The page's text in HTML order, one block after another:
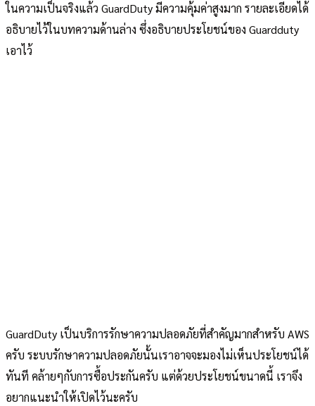
ในความเป็นจริงแล้ว GuardDuty มีความคุ้มค่าสูงมาก รายละเอียดได้
อธิบายไว้ในบทความด้านล่าง ซึ่งอธิบายประโยชน์ของ Guardduty
เอาไว้
GuardDuty เป็นบริการรักษาความปลอดภัยที่สำคัญมากสำหรับ AWS
ครับ ระบบรักษาความปลอดภัยนั้นเราอาจจะมองไม่เห็นประโยชน์ได้
ทันที คล้ายๆกับการซื้อประกันครับ แต่ด้วยประโยชน์ขนาดนี้ เราจึง
อยากแนะนำให้เปิดไว้นะครับ